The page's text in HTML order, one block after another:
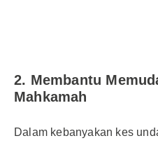
2. Membantu
Mahkamah
Dalam kebanyakan kes